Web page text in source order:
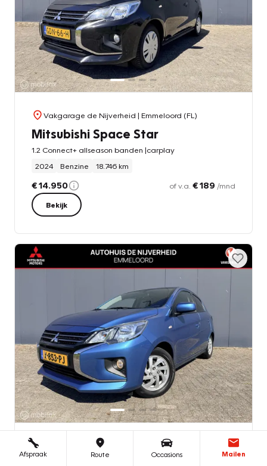
Vakgarage de Nijverheid | Emmeloord (FL)
Mitsubishi Space Star
1.2 Connect+ allseason banden |carplay
2024
Benzine 18.746 km
€ 14.950 of v.a. € 189 /mnd
Bekijk
Vakgarage de Nijverheid | Emmeloord (FL)
Afspraak Route Occasions Mailen